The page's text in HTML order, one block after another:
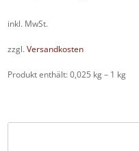
inkl. MwSt.
zzgl.Versandkosten
Produkt enthält: 0,025 kg– 1 kg